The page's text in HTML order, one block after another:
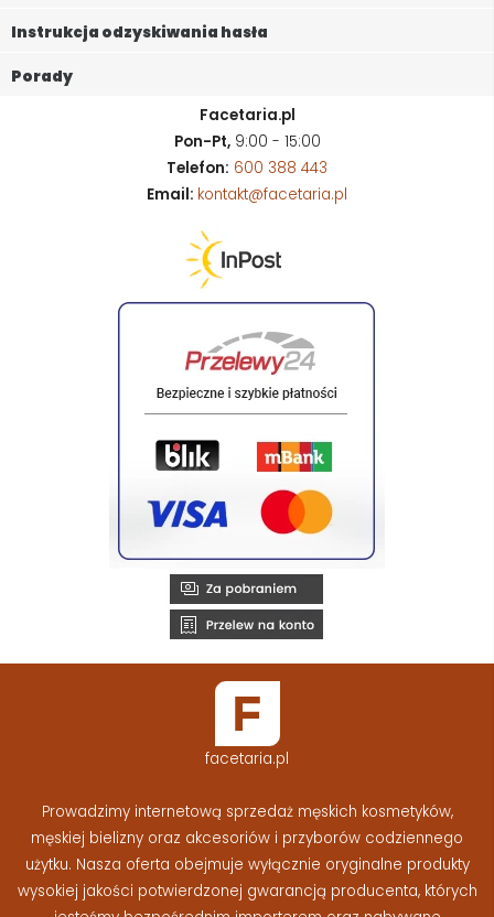
Instrukcja odzyskiwania hasła
Porady
Facetaria.pl
Pon-Pt,9:00 - 15:00
Telefon: 600 388 443
Email: kontakt@facetaria.pl
facetaria.pl
Prowadzimy internetową sprzedaż męskich kosmetyków,
męskiej bielizny oraz akcesoriów i przyborów codziennego
użytku. Nasza oferta obejmuje wyłącznie oryginalne produkty
wysokiej jakości potwierdzonej gwarancją producenta, których